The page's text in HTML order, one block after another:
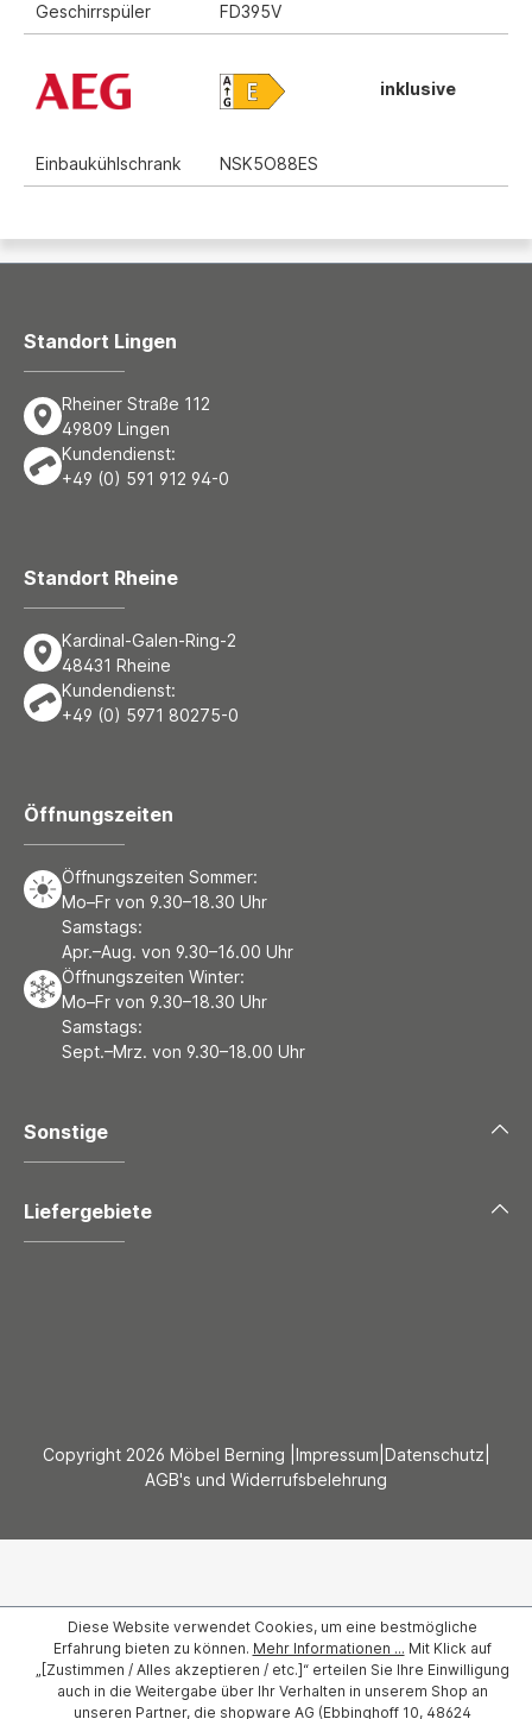
Geschirrspüler FD395V
Einbaukühlschrank NSK5O88ES
inklusive
Standort Lingen
Rheiner Straße 112
49809 Lingen
Kundendienst:
+49 (0) 591 912 94-0
Standort Rheine
Kardinal-Galen-Ring-2
48431 Rheine
Kundendienst:
+49 (0) 5971 80275-0
Öffnungszeiten
Öffnungszeiten Sommer:
Mo–Fr von 9.30–18.30 Uhr
Samstags:
Apr.–Aug. von 9.30–16.00 Uhr
Öffnungszeiten Winter:
Mo–Fr von 9.30–18.30 Uhr
Samstags:
Sept.–Mrz. von 9.30–18.00 Uhr
Sonstige
Liefergebiete
Copyright 2026 Möbel Berning | Impressum Datenschutz
AGB's und Widerrufsbelehrung
Diese Website verwendet Cookies, um eine bestmögliche
Erfahrung bieten zu können. Mehr Informationen ... Mit Klick auf
„[Zustimmen / Alles akzeptieren / etc.]“ erteilen Sie Ihre Einwilligung
auch in die Weitergabe über Ihr Verhalten in unserem Shop an
unseren Partner, die shopware AG (Ebbinghoff 10, 48624